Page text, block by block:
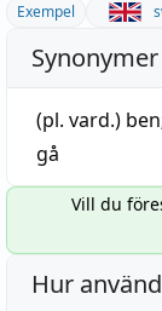
Exempel
(pl. vard.) ben
gå
Vill du
Hur